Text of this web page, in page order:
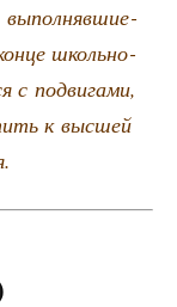
выпол­няв­ши­е­
школь­но­
с подви­га­ми,
к выс­шей